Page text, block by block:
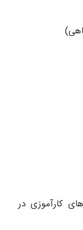
کارآموزی در